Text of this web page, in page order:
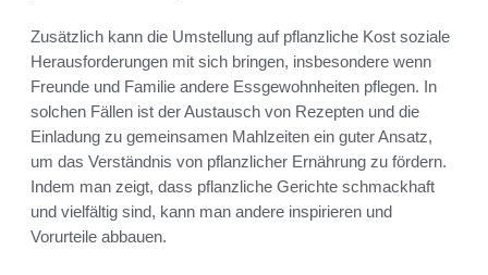
Zusätzlich kann die Umstellung auf pflanzliche Kost soziale
Herausforderungen mit sich bringen, insbesondere wenn
Freunde und Familie andere Essgewohnheiten pflegen. In
solchen Fällen ist der Austausch von Rezepten und die
Einladung zu gemeinsamen Mahlzeiten ein guter Ansatz,
um das Verständnis von pflanzlicher Ernährung zu fördern.
Indem man zeigt, dass pflanzliche Gerichte schmackhaft
und vielfältig sind, kann man andere inspirieren und
Vorurteile abbauen.